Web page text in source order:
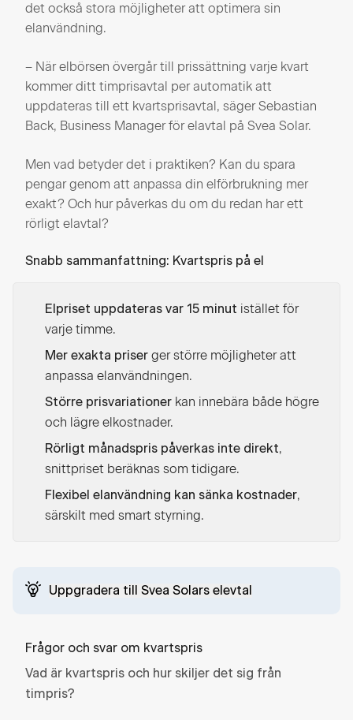
det också stora möjligheter att optimera sin
elanvändning.
– När elbörsen övergår till prissättning varje kvart
kommer ditt timprisavtal per automatik att
uppdateras till ett kvartsprisavtal, säger Sebastian
Back, Business Manager för elavtal på Svea Solar.
Men vad betyder det i praktiken? Kan du spara
pengar genom att anpassa din elförbrukning mer
exakt? Och hur påverkas du om du redan har ett
rörligt elavtal?
Snabb sammanfattning: Kvartspris på el
Elpriset uppdateras var 15 minut istället för
varje timme.
Mer exakta priser ger större möjligheter att
anpassa elanvändningen.
Större prisvariationer kan innebära både högre
och lägre elkostnader.
Rörligt månadspris påverkas inte direkt,
snittpriset beräknas som tidigare.
Flexibel elanvändning kan sänka kostnader,
särskilt med smart styrning.
Uppgradera till Svea Solars elevtal
Frågor och svar om kvartspris
Vad är kvartspris och hur skiljer det sig från
timpris?